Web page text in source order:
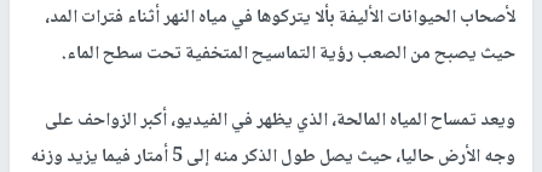
لأصحاب الحيوانات الأليفة بألا يتركوها في مياه النهر أثناء فترات المد،
حيث يصبح من الصعب رؤية التماسيح المتخفية تحت سطح الماء.
ويعد تمساح المياه المالحة، الذي يظهر في الفيديو، أكبر الزواحف على
وجه الأرض حاليا، حيث يصل طول الذكر منه إلى 5 أمتار فيما يزيد وزنه